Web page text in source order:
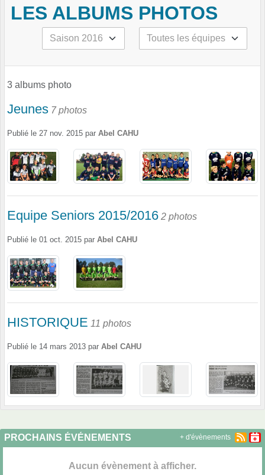
LES ALBUMS PHOTOS
3 albums photo
Jeunes 7 photos
Publié le 27 nov. 2015 par Abel CAHU
Equipe Seniors 2015/2016 2 photos
Publié le 01 oct. 2015 par Abel CAHU
HISTORIQUE 11 photos
Publié le 14 mars 2013 par Abel CAHU
PROCHAINS ÉVÉNEMENTS
Aucun évènement à afficher.
+ d'évènements